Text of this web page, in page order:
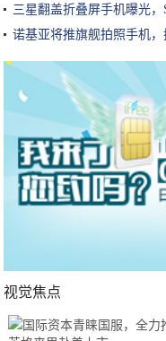
三星翻盖折叠屏手机曝光
诺基亚将推旗舰拍照手机，
视觉焦点